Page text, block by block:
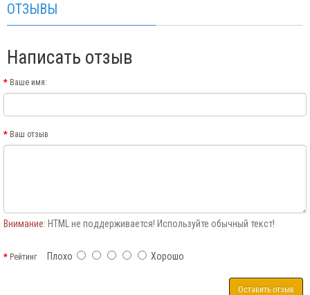
ОТЗЫВЫ
Написать отзыв
Ваше имя:
Ваш отзыв
Внимание: HTML не поддерживается! Используйте обычный текст!
РейтингПлохо Хорошо
Оставить отзыв